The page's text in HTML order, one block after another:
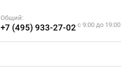
Общий:
+7 (495) 933-27-02 c 9:00 до 19:00